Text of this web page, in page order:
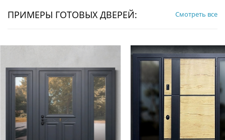
ПРИМЕРЫ ГОТОВЫХ ДВЕРЕЙ: Смотреть все